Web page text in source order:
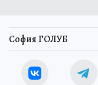
София ГОЛУБ